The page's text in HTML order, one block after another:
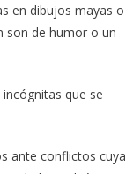
en dibujos mayas o
son de humor o un
que se
ante conflictos cuya